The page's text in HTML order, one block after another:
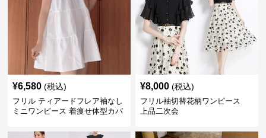
¥6,580 (税込)
フリル ティアードフレア袖なし
ミニワンピース 着痩せ体型カバ
¥8,000 (税込)
フリル袖切替花柄ワンピース
上品二次会